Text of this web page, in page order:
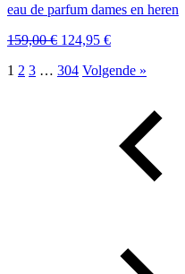
eau de parfum dames en heren
159,00€ Oorspronkelijke
was:
124,95 €Huidige
is:
1 2 3 … 304 Volgende »